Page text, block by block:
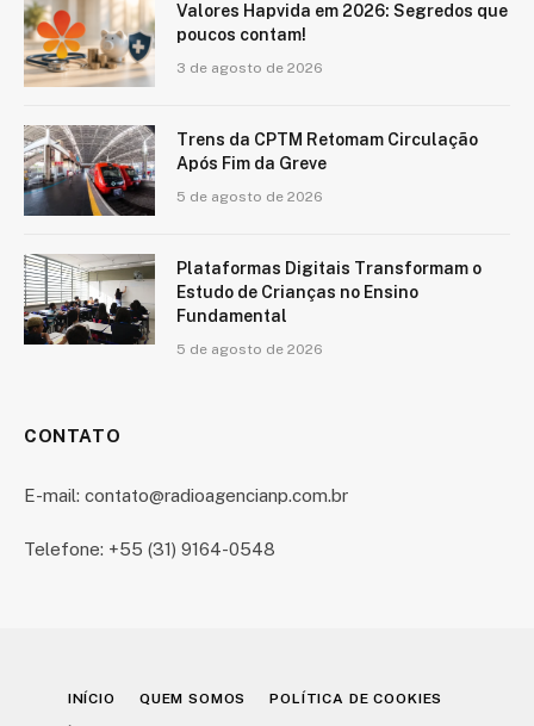
Valores Hapvida em 2026: Segredos que
poucos contam!
3 de agosto de 2026
Trens da CPTM Retomam Circulação
Após Fim da Greve
5 de agosto de 2026
Plataformas Digitais Transformam o
Estudo de Crianças no Ensino
Fundamental
5 de agosto de 2026
CONTATO
E-mail: contato@radioagencianp.com.br
Telefone: +55 (31) 9164-0548
INÍCIO QUEM SOMOS POLÍTICA DE COOKIES